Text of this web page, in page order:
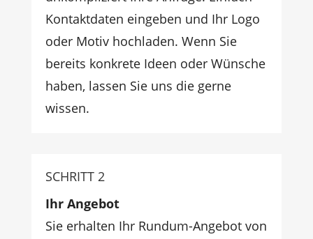
Kontaktdaten eingeben und Ihr Logo
oder Motiv hochladen. Wenn Sie
bereits konkrete Ideen oder Wünsche
haben, lassen Sie uns die gerne
wissen.
SCHRITT 2
Ihr Angebot
Sie erhalten Ihr Rundum-Angebot von